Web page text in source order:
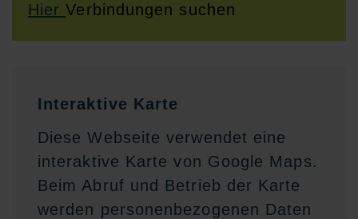
HierVerbindungen suchen
Interaktive Karte
Diese Webseite verwendet eine
interaktive Karte von Google Maps.
Beim Abruf und Betrieb der Karte
werden personenbezogenen Daten